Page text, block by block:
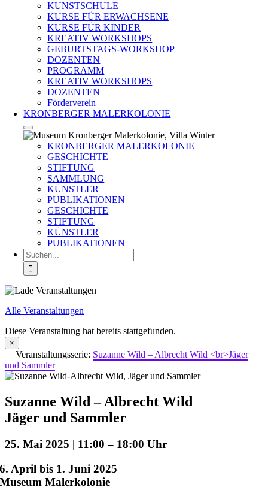
KUNSTSCHULE
KURSE FÜR ERWACHSENE
KURSE FÜR KINDER
KREATIV WORKSHOPS
GEBURTSTAGS-WORKSHOP
DOZENTEN
PROGRAMM
KREATIV WORKSHOPS
DOZENTEN
Förderverein
KRONBERGER MALERKOLONIE
KRONBERGER MALERKOLONIE
GESCHICHTE
STIFTUNG
SAMMLUNG
KÜNSTLER
PUBLIKATIONEN
GESCHICHTE
STIFTUNG
KÜNSTLER
PUBLIKATIONEN
Suche
nach:
Alle Veranstaltungen
Diese Veranstaltung hat bereits stattgefunden.
×
Veranstaltungsserie: Suzanne Wild – Albrecht Wild <br>Jäger
und Sammler
Suzanne Wild – Albrecht Wild
Jäger und Sammler
25. Mai 2025 | 11:00 – 18:00
6. April bis 1. Juni 2025
Museum Malerkolonie